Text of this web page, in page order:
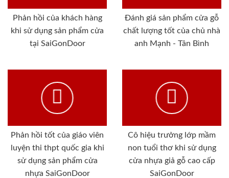
Phản hồi của khách hàng
khi sử dụng sản phẩm cửa
tại SaiGonDoor
Đánh giá sản phẩm cửa gỗ
chất lượng tốt của chủ nhà
anh Mạnh - Tân Bình
Phản hồi tốt của giáo viên
luyện thi thpt quốc gia khi
sử dụng sản phẩm cửa
nhựa SaiGonDoor
Cô hiệu trưởng lớp mầm
non tuổi thơ khi sử dụng
cửa nhựa giả gỗ cao cấp
SaiGonDoor